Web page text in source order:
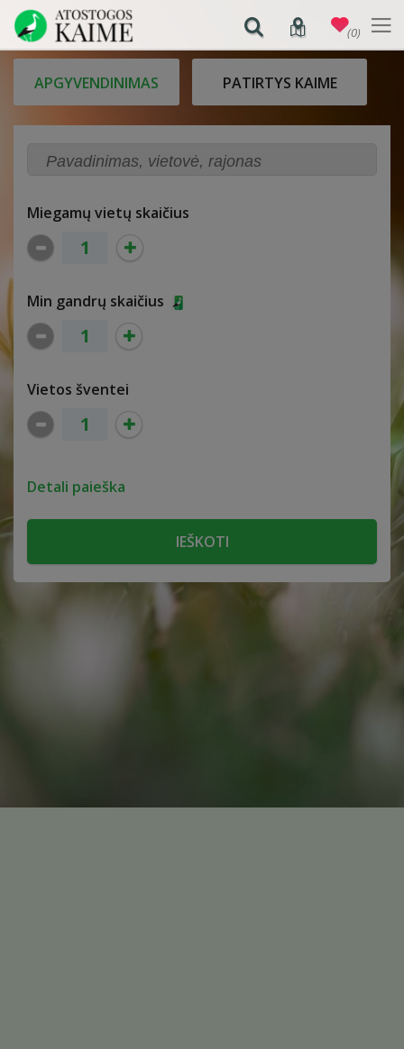
APGYVENDINIMAS PATIRTYS KAIME
Miegamų vietų skaičius
Min gandrų skaičius
Vietos šventei
Detali paieška
(0)